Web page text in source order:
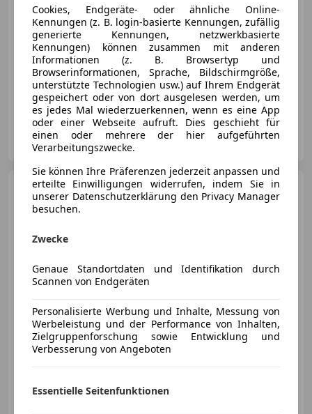
03/2023 35 618 km Diesel
150 kW (204 PS)
BESTELLE DEINEN GEBRAUCHTWAGEN BEQUEM VON ZUHAUSE
Autohero Österreich GmbH
AT-1030 Wien
Audi Q5
40 TDI quattro S-line
S-tronic *LED*AHK*Navi*
€ 35 999
Cookies, Endgeräte- oder ähnliche Online-
Kennungen (z. B. login-basierte Kennungen, zufällig
generierte Kennungen, netzwerkbasierte
Kennungen) können zusammen mit anderen
Informationen (z. B. Browsertyp und
Browserinformationen, Sprache, Bildschirmgröße,
unterstützte Technologien usw.) auf Ihrem Endgerät
gespeichert oder von dort ausgelesen werden, um
es jedes Mal wiederzuerkennen, wenn es eine App
oder einer Webseite aufruft. Dies geschieht für
einen oder mehrere der hier aufgeführten
Verarbeitungszwecke.
Sie können Ihre Präferenzen jederzeit anpassen und
erteilte Einwilligungen widerrufen, indem Sie in
unserer Datenschutzerklärung den Privacy Manager
besuchen.
Zwecke
Genaue Standortdaten und Identifikation durch
Scannen von Endgeräten
Personalisierte Werbung und Inhalte, Messung von
Werbeleistung und der Performance von Inhalten,
Zielgruppenforschung sowie Entwicklung und
Verbesserung von Angeboten
Essentielle Seitenfunktionen